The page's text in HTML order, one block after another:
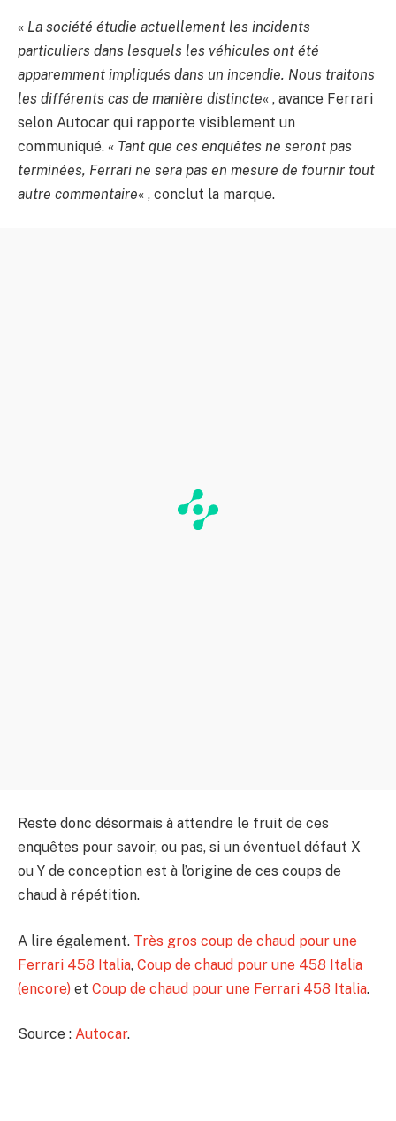
« La société étudie actuellement les incidents
particuliers dans lesquels les véhicules ont été
apparemment impliqués dans un incendie. Nous traitons
les différents cas de manière distincte« , avance Ferrari
selon Autocar qui rapporte visiblement un
communiqué. « Tant que ces enquêtes ne seront pas
terminées, Ferrari ne sera pas en mesure de fournir tout
autre commentaire« , conclut la marque.
Reste donc désormais à attendre le fruit de ces
enquêtes pour savoir, ou pas, si un éventuel défaut X
ou Y de conception est à l’origine de ces coups de
chaud à répétition.
A lire également. Très gros coup de chaud pour une
Ferrari 458 Italia, Coup de chaud pour une 458 Italia
(encore) et Coup de chaud pour une Ferrari 458 Italia.
Source : Autocar.